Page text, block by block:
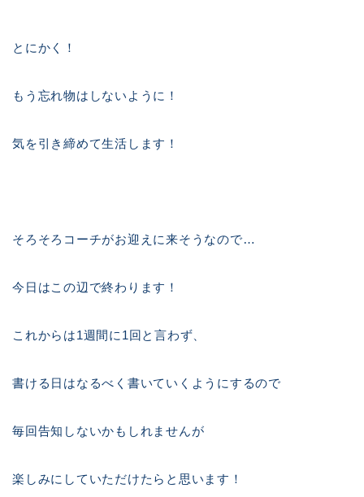
とにかく！
もう忘れ物はしないように！
気を引き締めて生活します！
そろそろコーチがお迎えに来そうなので…
今日はこの辺で終わります！
これからは1週間に1回と言わず、
書ける日はなるべく書いていくようにするので
毎回告知しないかもしれませんが
楽しみにしていただけたらと思います！